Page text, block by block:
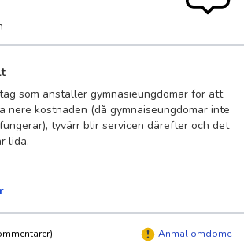
som anställer gymnasieungdomar för att
nere kostnaden (då gymnaiseungdomar inte
tyvärr blir servicen därefter och det
lida.
Anmäl omdöme